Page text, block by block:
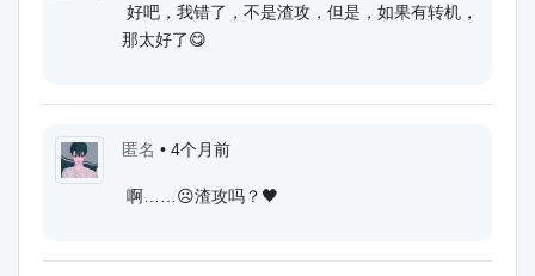
好吧，我错了，不是渣攻，但是，如果有转机，
那太好了😋
匿名 • 4个月前
啊……☹️渣攻吗？🖤